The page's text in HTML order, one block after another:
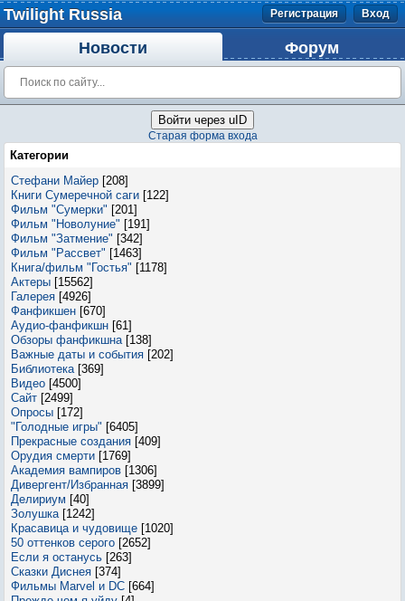
Twilight Russia Регистрация Вход
Новости Форум
Войти через uID
Старая форма входа
Категории
Стефани Майер [208]
Книги Сумеречной саги [122]
Фильм "Сумерки" [201]
Фильм "Новолуние" [191]
Фильм "Затмение" [342]
Фильм "Рассвет" [1463]
Книга/фильм "Гостья" [1178]
Актеры [15562]
Галерея [4926]
Фанфикшен [670]
Аудио-фанфикшн [61]
Обзоры фанфикшна [138]
Важные даты и события [202]
Библиотека [369]
Видео [4500]
Сайт [2499]
Опросы [172]
"Голодные игры" [6405]
Прекрасные создания [409]
Орудия смерти [1769]
Академия вампиров [1306]
Дивергент/Избранная [3899]
Делириум [40]
Золушка [1242]
Красавица и чудовище [1020]
50 оттенков серого [2652]
Если я останусь [263]
Сказки Диснея [374]
Фильмы Marvel и DC [664]